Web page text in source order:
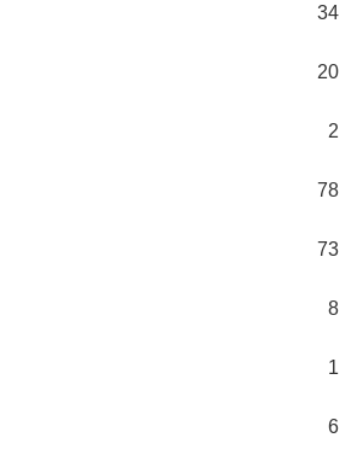
34
20
2
78
73
8
1
6